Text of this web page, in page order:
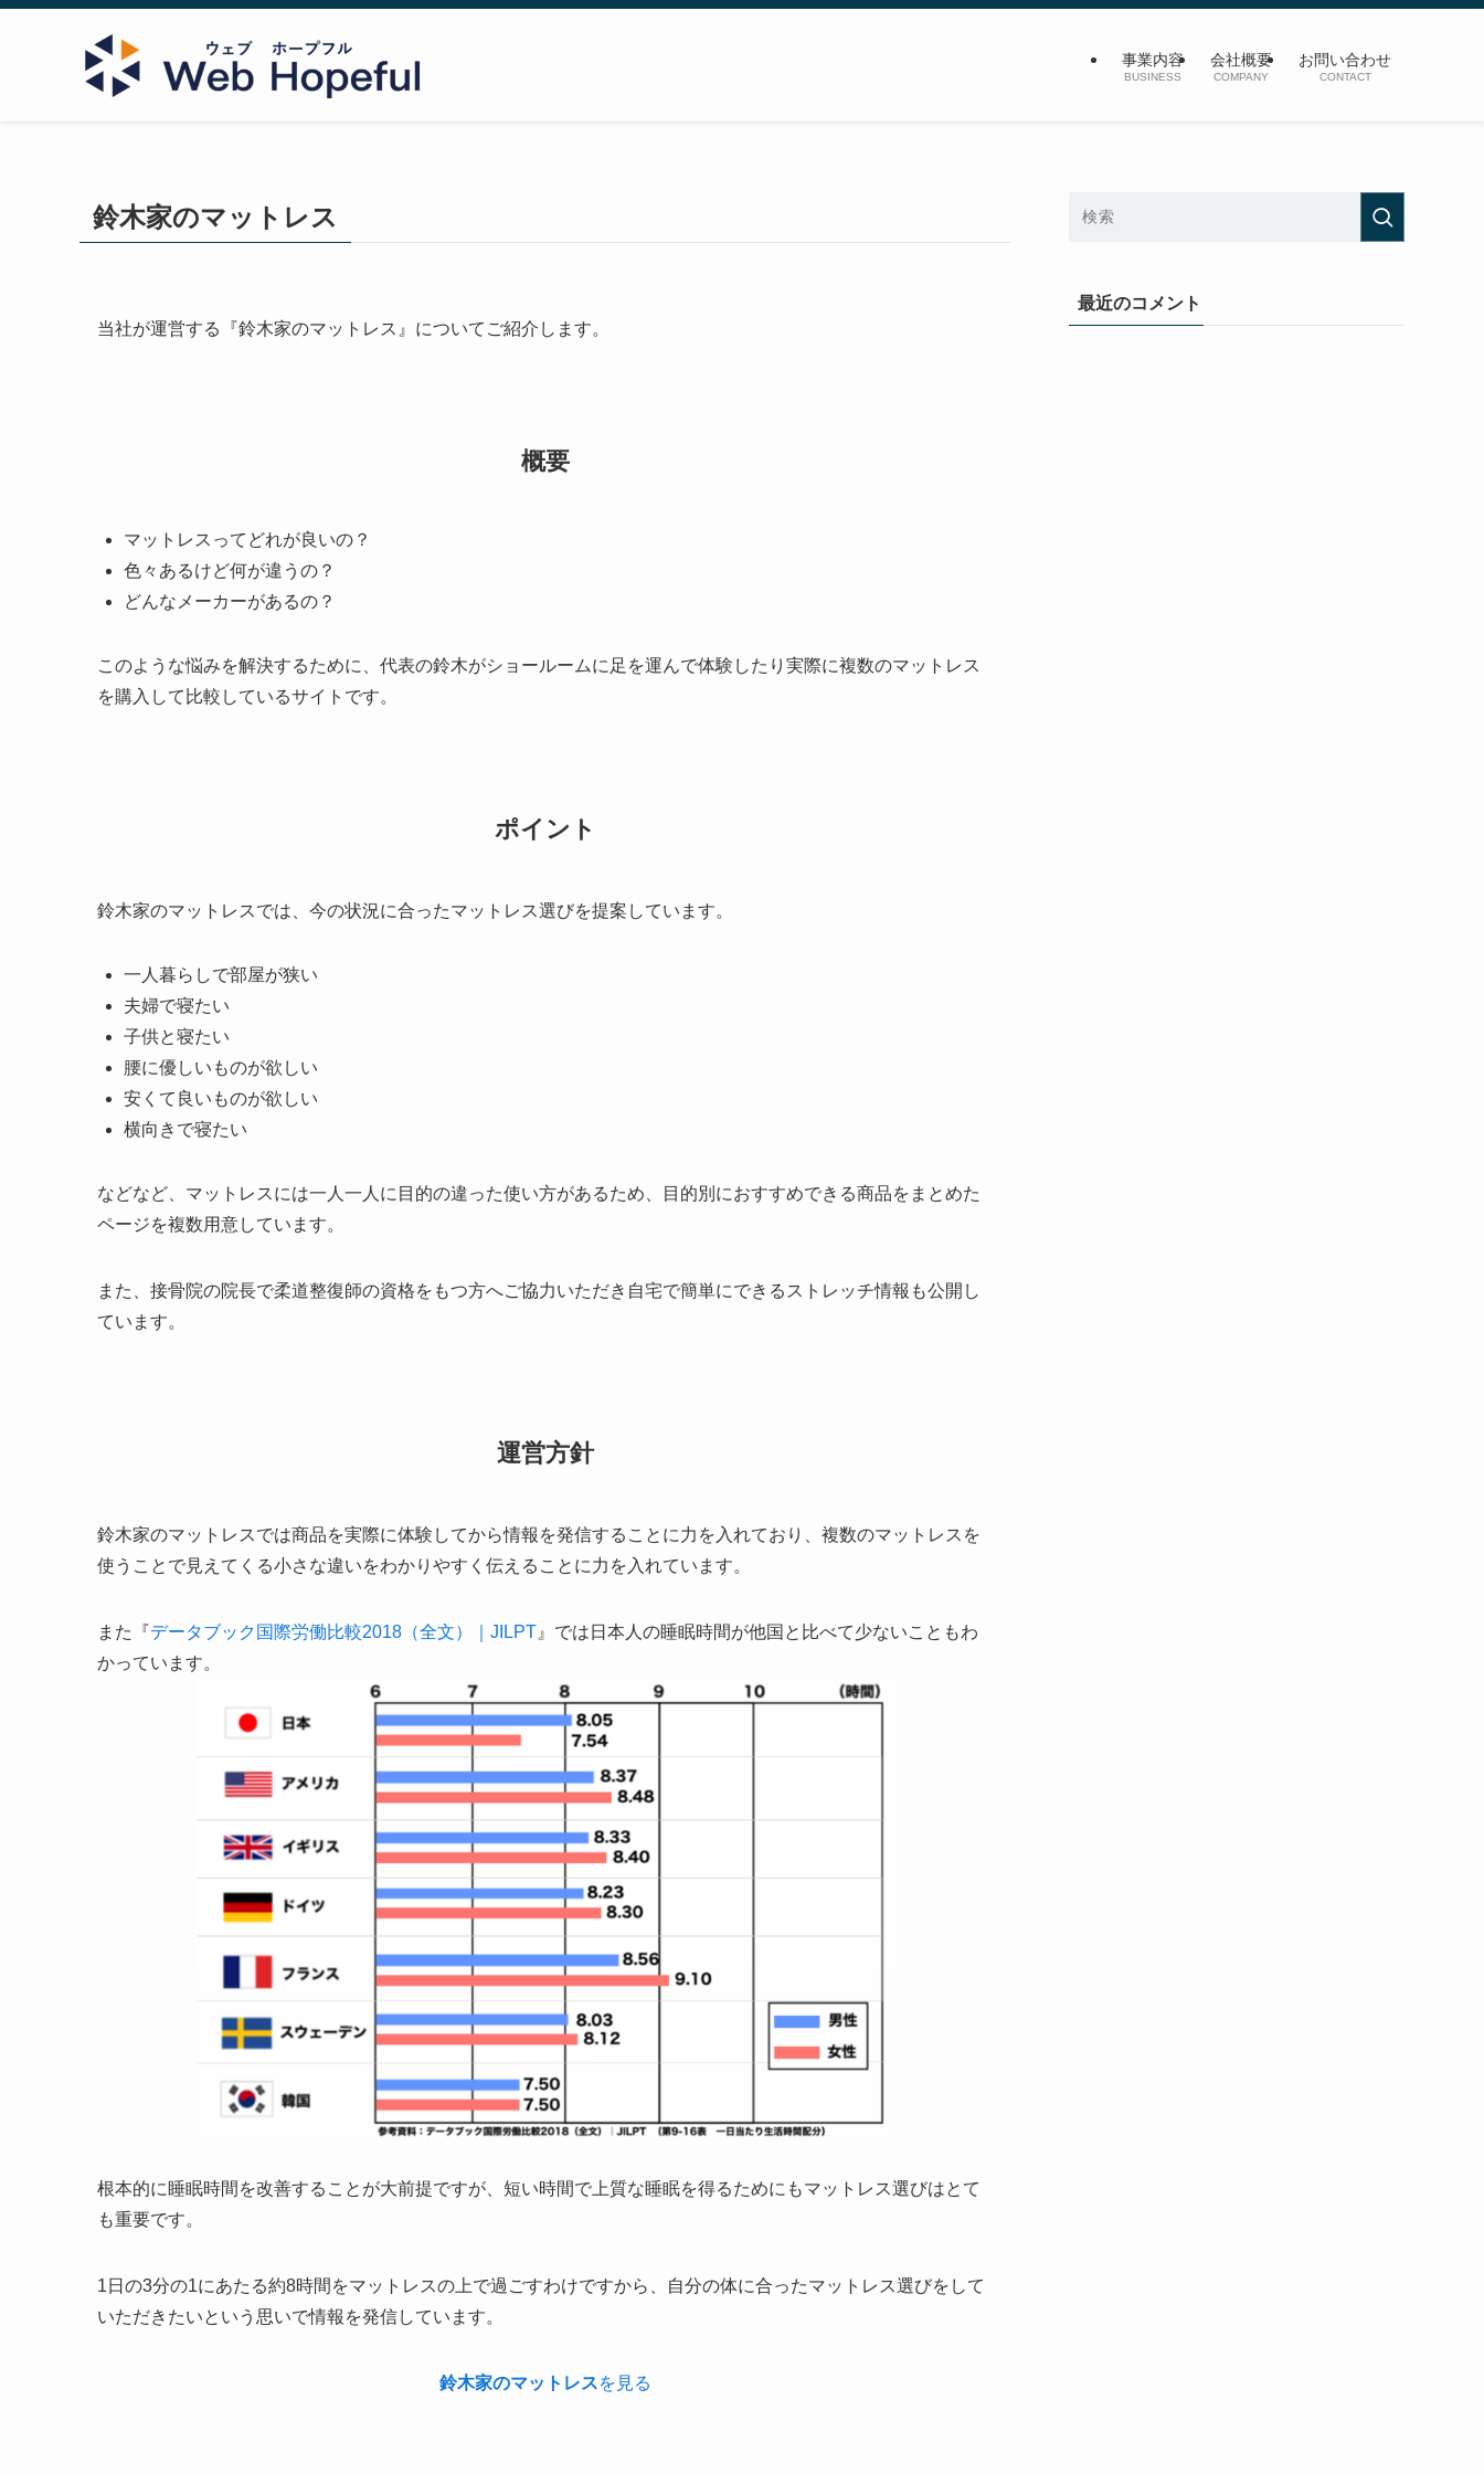
事業内容
BUSINESS
会社概要
COMPANY
お問い合わせ
CONTACT
鈴木家のマットレス
当社が運営する『鈴木家のマットレス』についてご紹介します。
概要
マットレスってどれが良いの？
色々あるけど何が違うの？
どんなメーカーがあるの？
このような悩みを解決するために、代表の鈴木がショールームに足を運んで体験したり実際に複数のマットレス
を購入して比較しているサイトです。
ポイント
鈴木家のマットレスでは、今の状況に合ったマットレス選びを提案しています。
一人暮らしで部屋が狭い
夫婦で寝たい
子供と寝たい
腰に優しいものが欲しい
安くて良いものが欲しい
横向きで寝たい
などなど、マットレスには一人一人に目的の違った使い方があるため、目的別におすすめできる商品をまとめた
ページを複数用意しています。
また、接骨院の院長で柔道整復師の資格をもつ方へご協力いただき自宅で簡単にできるストレッチ情報も公開し
ています。
運営方針
鈴木家のマットレスでは商品を実際に体験してから情報を発信することに力を入れており、複数のマットレスを
使うことで見えてくる小さな違いをわかりやすく伝えることに力を入れています。
また『データブック国際労働比較2018（全文）｜JILPT 』では日本人の睡眠時間が他国と比べて少ないこともわ
かっています。
根本的に睡眠時間を改善することが大前提ですが、短い時間で上質な睡眠を得るためにもマットレス選びはとて
も重要です。
1日の3分の1にあたる約8時間をマットレスの上で過ごすわけですから、自分の体に合ったマットレス選びをして
いただきたいという思いで情報を発信しています。
鈴木家のマットレスを見る
最近のコメント